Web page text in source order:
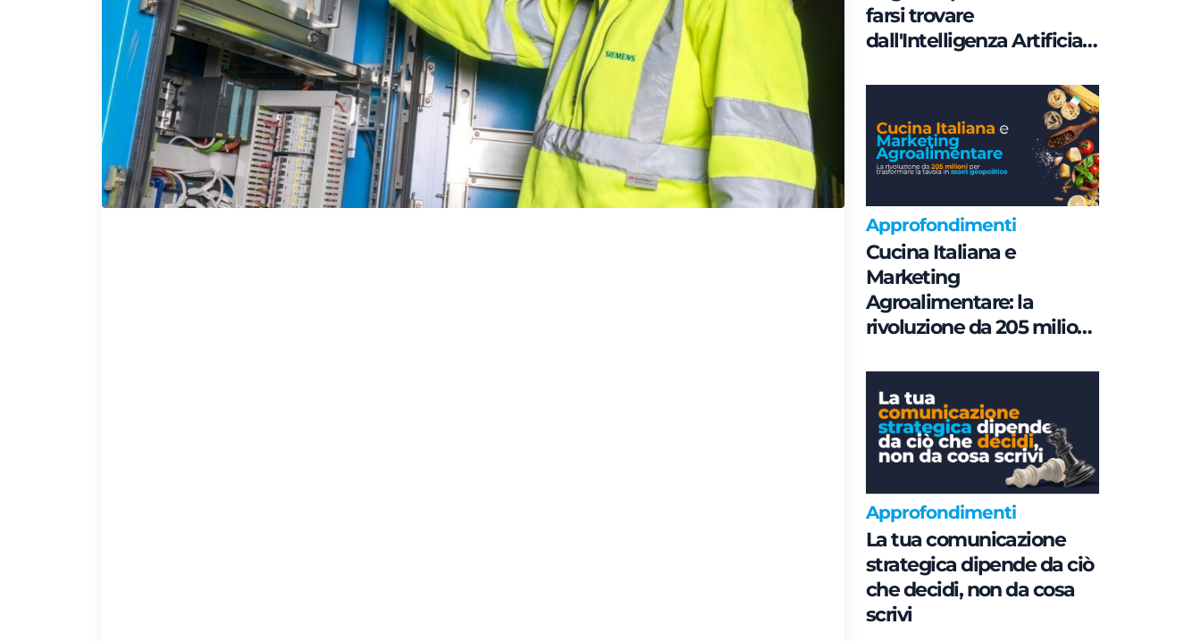
farsi trovare
dall'Intelligenza Artificiale
Governance e non di
parole chiave
Approfondimenti
Cucina Italiana e
Marketing
Agroalimentare: la
rivoluzione da 205 milioni
in asset geopolitico
Approfondimenti
La tua comunicazione
strategica dipende da ciò
che decidi, non da cosa
scrivi